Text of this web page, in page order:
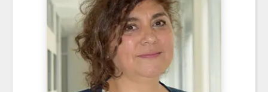
material particulado en el aire ambiente y en emisiones
de diversas fuentes; la determinación de la contribución
de fuentes de contaminación; la estimación y
desagregación de inventarios de emisiones de
contaminantes; la exposición a material particulado en
microambientes; y la estimación de impactos de la
contaminación del aire sobre la salud pública. Es